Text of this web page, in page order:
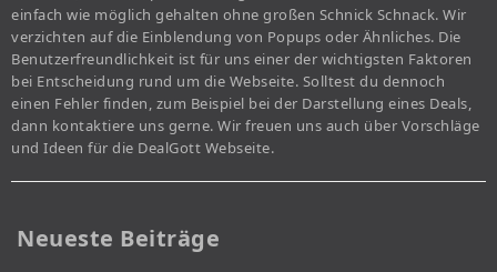
einfach wie möglich gehalten ohne großen Schnick Schnack. Wir
verzichten auf die Einblendung von Popups oder Ähnliches. Die
Benutzerfreundlichkeit ist für uns einer der wichtigsten Faktoren
bei Entscheidung rund um die Webseite. Solltest du dennoch
einen Fehler finden, zum Beispiel bei der Darstellung eines Deals,
dann kontaktiere uns gerne. Wir freuen uns auch über Vorschläge
und Ideen für die DealGott Webseite.
Neueste Beiträge